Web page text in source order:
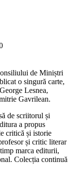
de Miniștri
o singură carte,
Lesnea,
Gavrilean.
de scriitorul și
a propus
critică și istorie
și critic literar
marca editurii,
Colecția continuă